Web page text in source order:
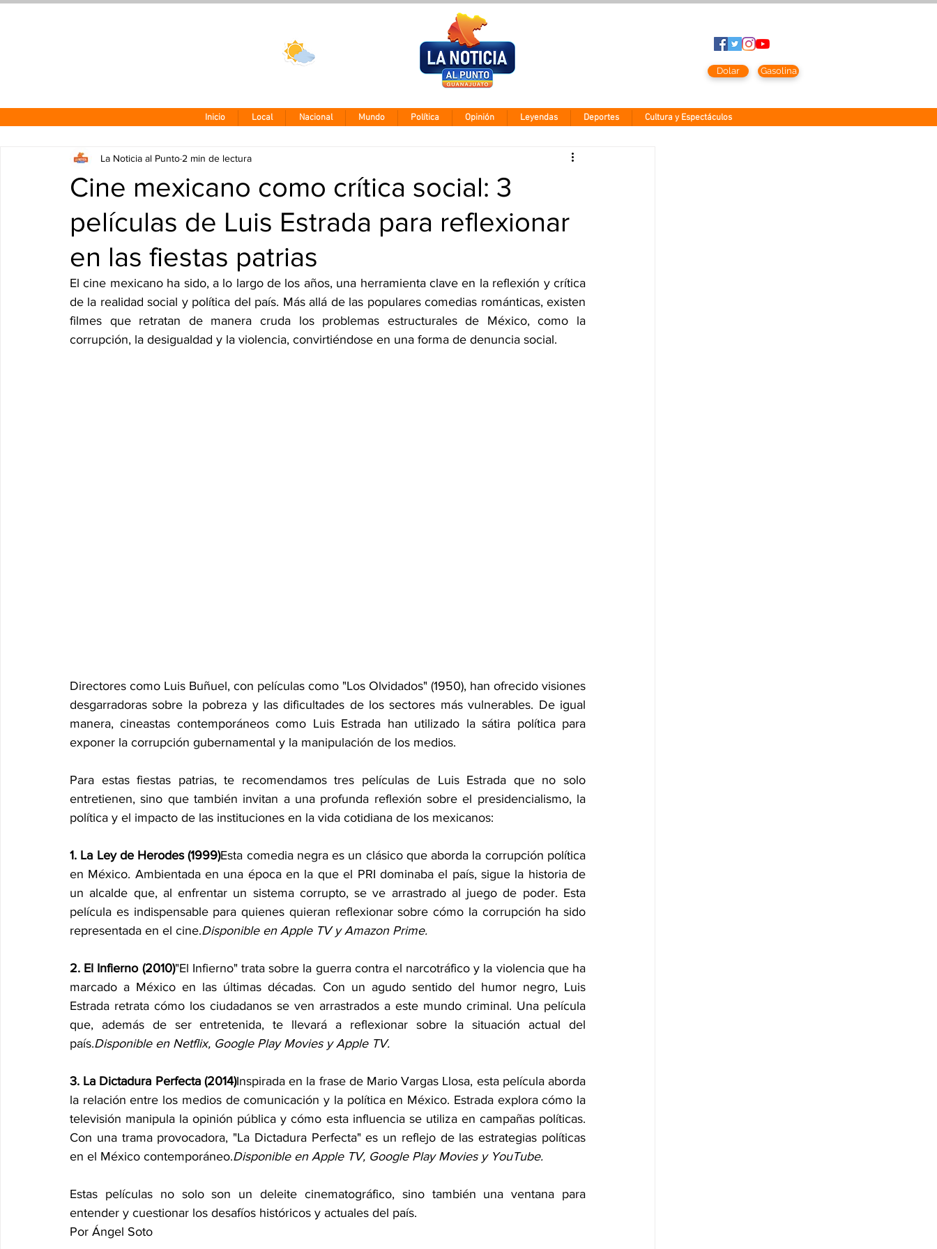
Dolar Gasolina
Inicio Local Nacional Mundo Política Opinión Leyendas Deportes Cultura y Espectáculos
Cine mexicano como crítica social: 3
películas de Luis Estrada para reflexionar
en las fiestas patrias
La Noticia al Punto 2 min de lectura
El cine mexicano ha sido, a lo largo de los años, una herramienta clave en la reflexión y crítica
de la realidad social y política del país. Más allá de las populares comedias románticas, existen
filmes que retratan de manera cruda los problemas estructurales de México, como la
corrupción, la desigualdad y la violencia, convirtiéndose en una forma de denuncia social.
Directores como Luis Buñuel, con películas como "Los Olvidados" (1950), han ofrecido visiones
desgarradoras sobre la pobreza y las dificultades de los sectores más vulnerables. De igual
manera, cineastas contemporáneos como Luis Estrada han utilizado la sátira política para
exponer la corrupción gubernamental y la manipulación de los medios.
Para estas fiestas patrias, te recomendamos tres películas de Luis Estrada que no solo
entretienen, sino que también invitan a una profunda reflexión sobre el presidencialismo, la
política y el impacto de las instituciones en la vida cotidiana de los mexicanos:
1. La Ley de Herodes (1999)Esta comedia negra es un clásico que aborda la corrupción política
en México. Ambientada en una época en la que el PRI dominaba el país, sigue la historia de
un alcalde que, al enfrentar un sistema corrupto, se ve arrastrado al juego de poder. Esta
película es indispensable para quienes quieran reflexionar sobre cómo la corrupción ha sido
representada en el cine.Disponible en Apple TV y Amazon Prime.
2. El Infierno (2010)"El Infierno" trata sobre la guerra contra el narcotráfico y la violencia que ha
marcado a México en las últimas décadas. Con un agudo sentido del humor negro, Luis
Estrada retrata cómo los ciudadanos se ven arrastrados a este mundo criminal. Una película
que, además de ser entretenida, te llevará a reflexionar sobre la situación actual del
país.Disponible en Netflix, Google Play Movies y Apple TV.
3. La Dictadura Perfecta (2014)Inspirada en la frase de Mario Vargas Llosa, esta película aborda
la relación entre los medios de comunicación y la política en México. Estrada explora cómo la
televisión manipula la opinión pública y cómo esta influencia se utiliza en campañas políticas.
Con una trama provocadora, "La Dictadura Perfecta" es un reflejo de las estrategias políticas
en el México contemporáneo.Disponible en Apple TV, Google Play Movies y YouTube.
Estas películas no solo son un deleite cinematográfico, sino también una ventana para
entender y cuestionar los desafíos históricos y actuales del país.
Por Ángel Soto